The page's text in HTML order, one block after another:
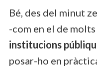
Bé, des del minut
-com en el de molts
institucions
posar-ho en